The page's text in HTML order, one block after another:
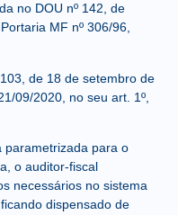
no DOU nº 142, de
MF nº 306/96,
de 18 de setembro de
09/2020, no seu art. 1º,
parametrizada para o
o auditor-fiscal
necessários no sistema
dispensado de